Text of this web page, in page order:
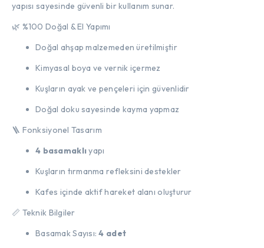
yapısı sayesinde güvenli bir kullanım sunar.
🌿 %100 Doğal & El Yapımı
Doğal ahşap malzemeden üretilmiştir
Kimyasal boya ve vernik içermez
Kuşların ayak ve pençeleri için güvenlidir
Doğal doku sayesinde kayma yapmaz
🪜 Fonksiyonel Tasarım
4 basamaklıyapı
Kuşların tırmanma refleksini destekler
Kafes içinde aktif hareket alanı oluşturur
📏 Teknik Bilgiler
Basamak Sayısı:4 adet